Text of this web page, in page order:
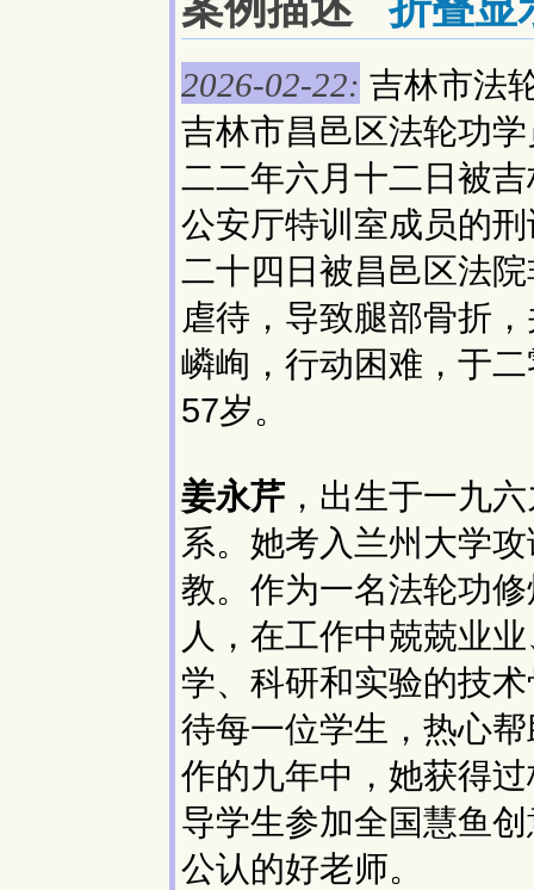
2026-02-22: 吉林市法
吉林市昌邑区法轮功
二二年六月十二日被
公安厅特训室成员的
二十四日被昌邑区法
虐待，导致腿部骨折
嶙峋，行动困难，于
57岁。
姜永芹 ，出生于一九
系。她考入兰州大学
教。作为一名法轮功
人，在工作中兢兢业
学、科研和实验的技
待每一位学生，热心
作的九年中，她获得
导学生参加全国慧鱼
公认的好老师。